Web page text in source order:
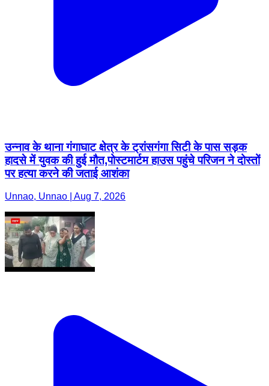
उन्नाव के थाना गंगाघाट क्षेत्र के ट्रांसगंगा सिटी के पास सड़क
हादसे में युवक की हुई मौत,पोस्टमार्टम हाउस पहुंचे परिजन ने दोस्तों
पर हत्या करने की जताई आशंका
Unnao, Unnao | Aug 7, 2026